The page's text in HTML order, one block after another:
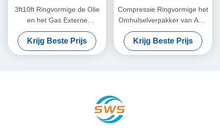
3ft10ft Ringvormige de Olie
en het Gas Externe
Omhulselverpakker van de
Omhulselverpakker
Krijg Beste Prijs
Compressie Ringvormige het
Omhulselverpakker van ACS
512 Reeksen het
Cementeren Hulpmiddel
Krijg Beste Prijs